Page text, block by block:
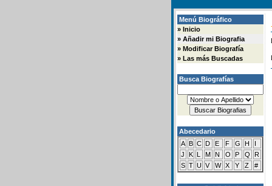
Menú Biográfico
» Inicio
» Añadir mi Biografia
» Modificar Biografía
» Las más Buscadas
Busca Biografías
Abecedario
A B C D E F G H
I
J
K L M N O P Q
R
S T U V W X Y Z #